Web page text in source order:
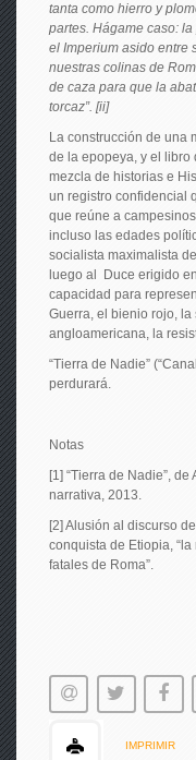
tanta como hierro y
partes. Hágame caso:
el Imperium asido entre
nuestras colinas de
de caza para que la
torcaz”. [ii]
La construcción de una
de la epopeya, y el libro
mezcla de historias e
un registro confidencial
que reúne a
incluso las edades
socialista maximalista
luego al Duce erigido
capacidad para
Guerra, el bienio rojo,
angloamericana, la
“Tierra de Nadie”
perdurará.
Notas
[1] “Tierra de Nadie”,
narrativa, 2013.
[2] Alusión al discurso
conquista de Etiopia,
fatales de Roma”.
IMPRIMIR